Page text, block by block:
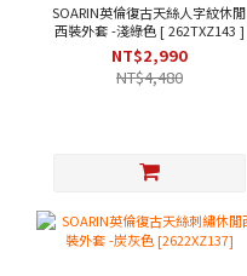
SOARIN英倫復古天絲人字紋休閒
西裝外套 -淺綠色 [ 262TXZ143 ]
NT$2,990
NT$4,480